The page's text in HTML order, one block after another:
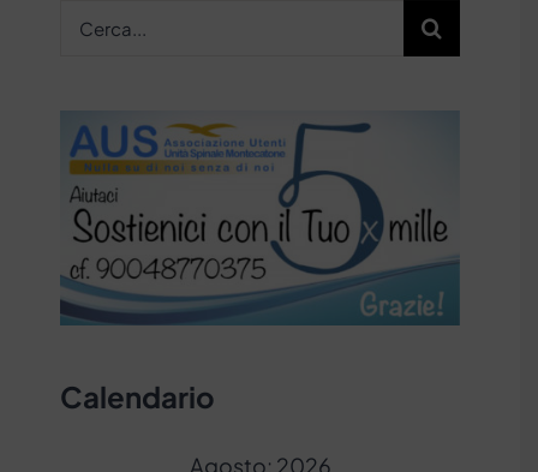
per:
Calendario
Agosto: 2026